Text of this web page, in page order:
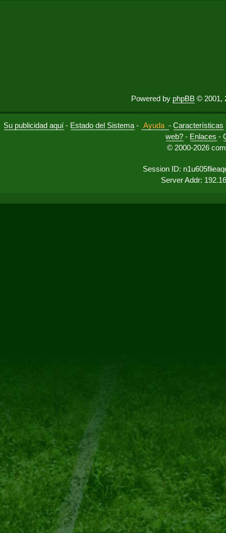
Powered by phpBB © 2001,
Su publicidad aquí - Estado del Sistema - Ayuda -Características
web? - Enlaces -
© 2000-2026
Session ID:
Server Addr: